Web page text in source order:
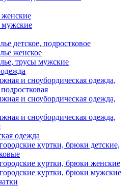
детское, подростковое
женское
трусы мужские
и сноубордическая одежда,
подростковая
и сноубордическая одежда,
и сноубордическая одежда,
одежда
куртки, брюки детские,
куртки, брюки женские
куртки, брюки мужские